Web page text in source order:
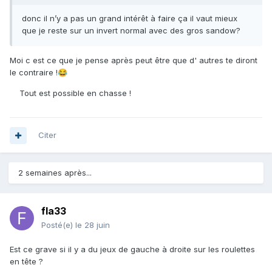
donc il n’y a pas un grand intérêt à faire ça il vaut mieux
que je reste sur un invert normal avec des gros sandow?
Moi c est ce que je pense après peut être que d' autres te diront
le contraire !😂
Tout est possible en chasse !
Citer
2 semaines après...
fla33
Posté(e) le 28 juin
Est ce grave si il y a du jeux de gauche à droite sur les roulettes
en tête ?